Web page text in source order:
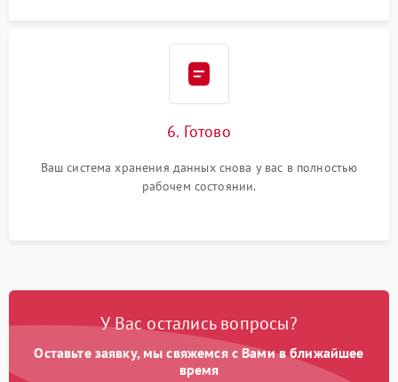
6. Готово
Ваш система хранения данных снова у вас в полностью
рабочем состоянии.
У Вас остались вопросы?
Оставьте заявку, мы свяжемся с Вами в ближайшее
время